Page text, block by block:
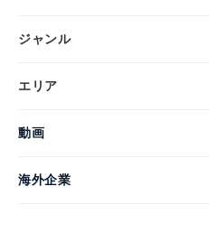
ジャンル
エリア
動画
海外企業